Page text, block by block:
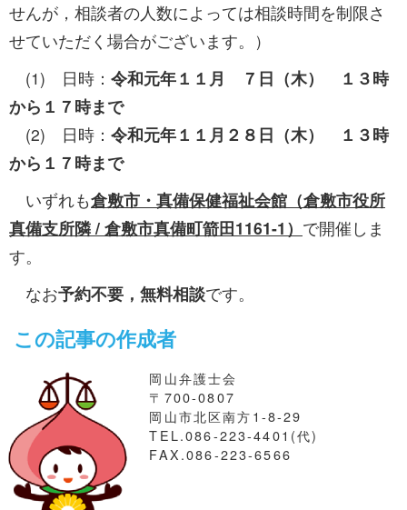
せんが，相談者の人数によっては相談時間を制限さ
せていただく場合がございます。）
(1) 日時： 令和元年１１月 ７日（木） １３時
から１７時まで
(2) 日時： 令和元年１１月２８日（木） １３時
から１７時まで
いずれも倉敷市・真備保健福祉会館（倉敷市役所
真備支所隣 / 倉敷市真備町箭田1161-1） で開催しま
す。
なお予約不要，無料相談です。
この記事の作成者
岡山弁護士会
〒700-0807
岡山市北区南方1-8-29
TEL.086-223-4401(代)
FAX.086-223-6566